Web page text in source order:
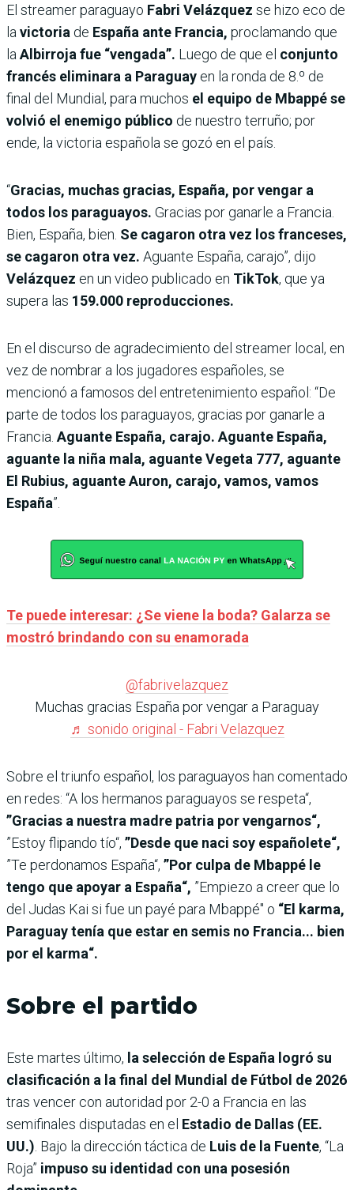
El streamer paraguayo Fabri Velázquez se hizo eco de
lavictoria de España ante Francia, proclamando que
laAlbirroja fue “vengada”. Luego de que el conjunto
francés eliminara a Paraguay en la ronda de 8.º de
final del Mundial, para muchos el equipo de Mbappé se
volvió el enemigo público de nuestro terruño; por
ende, la victoria española se gozó en el país.
“Gracias, muchas gracias, España, por vengar a
todos los paraguayos. Gracias por ganarle a Francia.
Bien, España, bien. Se cagaron otra vez los franceses,
se cagaron otra vez. Aguante España, carajo”, dijo
Velázquez en un video publicado en TikTok, que ya
supera las 159.000 reproducciones.
En el discurso de agradecimiento del streamer local, en
vez de nombrar a los jugadores españoles, se
mencionó a famosos del entretenimiento español: “De
parte de todos los paraguayos, gracias por ganarle a
Francia. Aguante España, carajo. Aguante España,
aguante la niña mala, aguante Vegeta 777, aguante
El Rubius, aguante Auron, carajo, vamos, vamos
España”.
Te puede interesar: ¿Se viene la boda? Galarza se
mostró brindando con su enamorada
@fabrivelazquez
Muchas gracias España por vengar a Paraguay
♬ sonido original - Fabri Velazquez
Sobre el triunfo español, los paraguayos han comentado
en redes: “A los hermanos paraguayos se respeta“,
”Gracias a nuestra madre patria por vengarnos“,
”Estoy flipando tío“, ”Desde que naci soy españolete“,
”Te perdonamos España“, ”Por culpa de Mbappé le
tengo que apoyar a España“, ”Empiezo a creer que lo
del Judas Kai si fue un payé para Mbappé" o “El karma,
Paraguay tenía que estar en semis no Francia... bien
por el karma“.
Sobre el partido
Este martes último, la selección de España logró su
clasificación a la final del Mundial de Fútbol de 2026
tras vencer con autoridad por 2-0 a Francia en las
semifinales disputadas en el Estadio de Dallas (EE.
UU.). Bajo la dirección táctica de Luis de la Fuente, “La
Roja” impuso su identidad con una posesión